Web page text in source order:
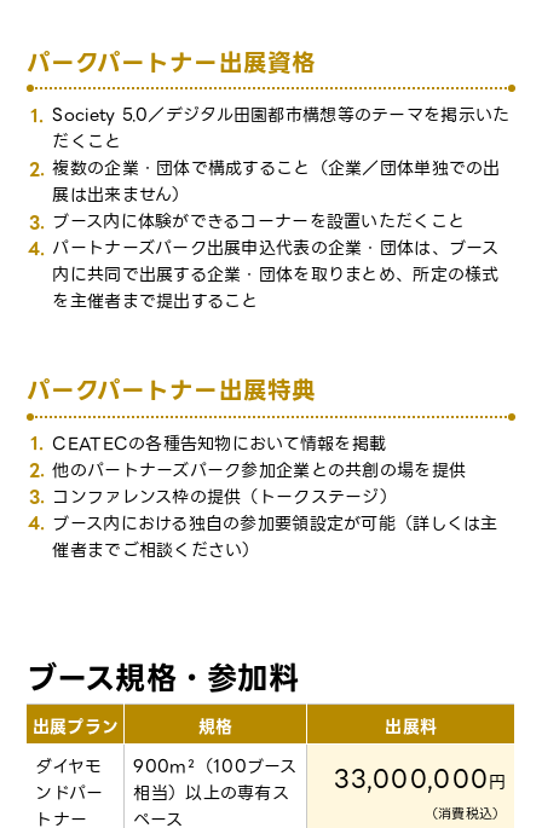
パークパートナー出展資格
Society 5.0／デジタル田園都市構想等のテーマを掲示いた
だくこと
複数の企業・団体で構成すること（企業／団体単独での出
展は出来ません）
ブース内に体験ができるコーナーを設置いただくこと
パートナーズパーク出展申込代表の企業・団体は、ブース
内に共同で出展する企業・団体を取りまとめ、所定の様式
を主催者まで提出すること
パークパートナー出展特典
CEATECの各種告知物において情報を掲載
他のパートナーズパーク参加企業との共創の場を提供
コンファレンス枠の提供（トークステージ）
ブース内における独自の参加要領設定が可能（詳しくは主
催者までご相談ください）
ブース規格・参加料
出展プラン 規格
出展料
ダイヤモ
ンドパー
トナー
900m²（100ブース
相当）以上の専有ス
ペース
33,000,000円
（消費税込）